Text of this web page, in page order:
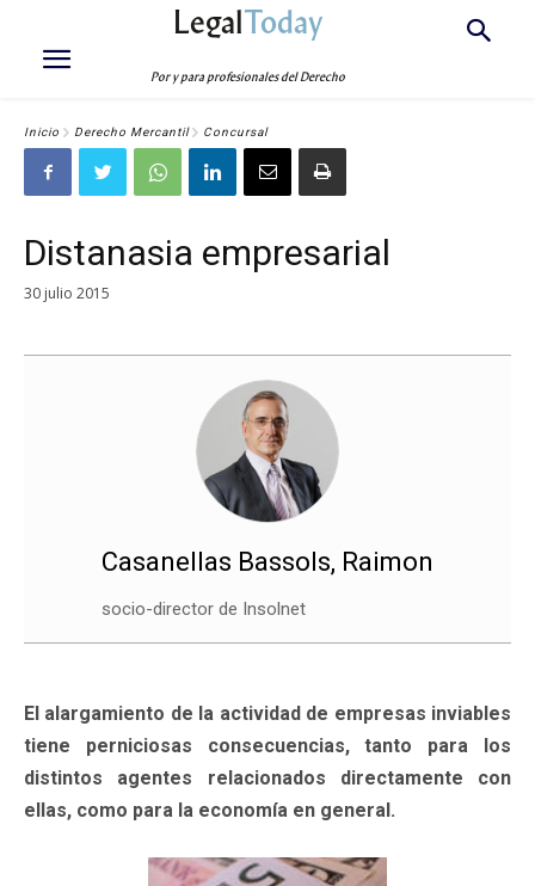
LegalToday
Por y para profesionales del Derecho
Inicio Derecho Mercantil Concursal
Distanasia empresarial
30 julio 2015
Casanellas Bassols, Raimon
socio-director de Insolnet
El alargamiento de la actividad de empresas inviables
tiene perniciosas consecuencias, tanto para los
distintos agentes relacionados directamente con
ellas, como para la economía en general.